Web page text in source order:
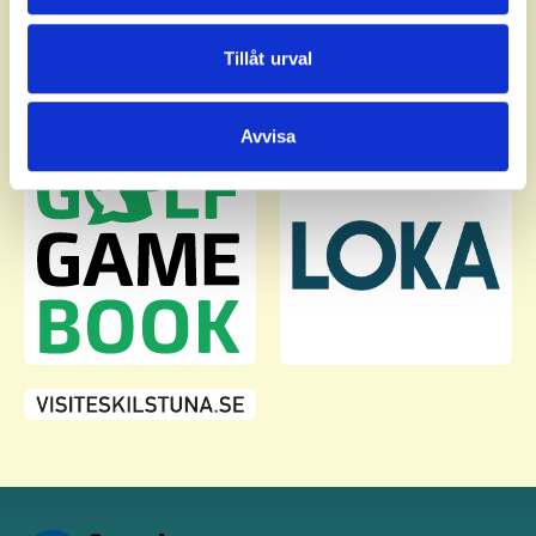
annons- och analysföretag som vi samarbetar med.
Dessa kan i sin tur kombinera informationen med annan
Tillåt urval
Avvisa